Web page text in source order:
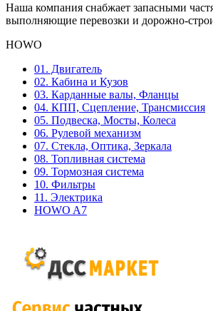
Наша компания снабжает запасными
выполняющие перевозки и дорожно-
HOWO
01. Двигатель
02. Кабина и Кузов
03. Карданные валы, Фланцы
04. КПП, Сцепление, Трансмиссия
05. Подвеска, Мосты, Колеса
06. Рулевой механизм
07. Стекла, Оптика, Зеркала
08. Топливная система
09. Тормозная система
10. Фильтры
11. Электрика
HOWO A7